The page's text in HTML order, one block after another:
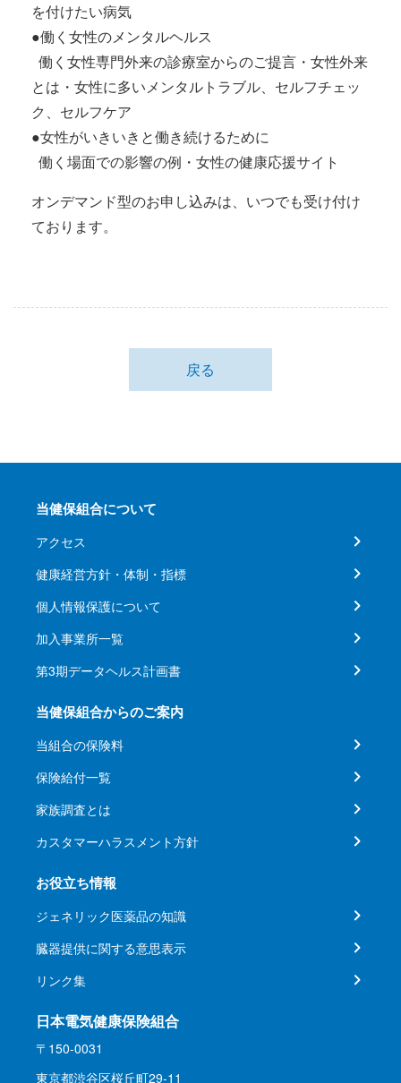
を付けたい病気
●働く女性のメンタルヘルス
働く女性専門外来の診療室からのご提言・女性外来
とは・女性に多いメンタルトラブル、セルフチェッ
ク、セルフケア
●女性がいきいきと働き続けるために
働く場面での影響の例・女性の健康応援サイト
オンデマンド型のお申し込みは、いつでも受け付け
ております。
戻る
当健保組合について
アクセス
健康経営方針・体制・指標
個人情報保護について
加入事業所一覧
第3期データヘルス計画書
当健保組合からのご案内
当組合の保険料
保険給付一覧
家族調査とは
カスタマーハラスメント方針
お役立ち情報
ジェネリック医薬品の知識
臓器提供に関する意思表示
リンク集
日本電気健康保険組合
〒150-0031
東京都渋谷区桜丘町29-11